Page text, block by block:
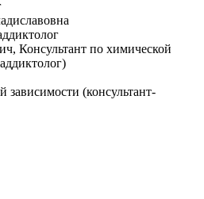
зависимости (консультант-